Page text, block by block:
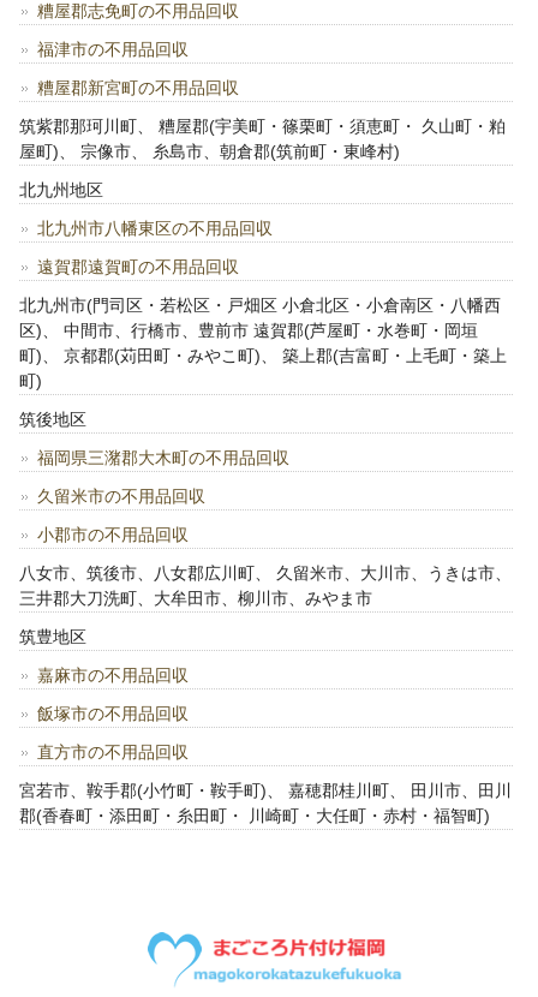
糟屋郡志免町の不用品回収
福津市の不用品回収
糟屋郡新宮町の不用品回収
筑紫郡那珂川町、 糟屋郡(宇美町・篠栗町・須恵町・ 久山町・粕
屋町)、 宗像市、 糸島市、朝倉郡(筑前町・東峰村)
北九州地区
北九州市八幡東区の不用品回収
遠賀郡遠賀町の不用品回収
北九州市(門司区・若松区・戸畑区 小倉北区・小倉南区・八幡西
区)、 中間市、行橋市、豊前市 遠賀郡(芦屋町・水巻町・岡垣
町)、 京都郡(苅田町・みやこ町)、 築上郡(吉富町・上毛町・築上
町)
筑後地区
福岡県三潴郡大木町の不用品回収
久留米市の不用品回収
小郡市の不用品回収
八女市、筑後市、八女郡広川町、 久留米市、大川市、うきは市、
三井郡大刀洗町、大牟田市、柳川市、みやま市
筑豊地区
嘉麻市の不用品回収
飯塚市の不用品回収
直方市の不用品回収
宮若市、鞍手郡(小竹町・鞍手町)、 嘉穂郡桂川町、 田川市、田川
郡(香春町・添田町・糸田町・ 川崎町・大任町・赤村・福智町)